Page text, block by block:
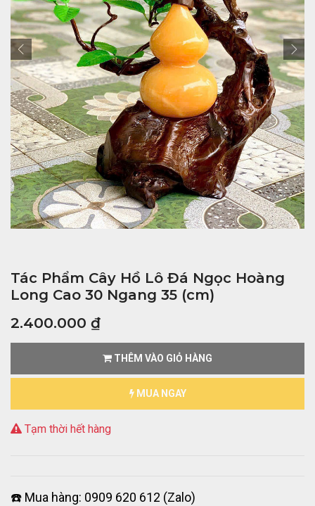
Tác Phẩm Cây Hồ Lô Đá Ngọc Hoàng
Long Cao 30 Ngang 35 (cm)
2.400.000 ₫
THÊM VÀO GIỎ HÀNG
MUA NGAY
Tạm thời hết hàng
☎️ Mua hàng: 0909 620 612 (Zalo)